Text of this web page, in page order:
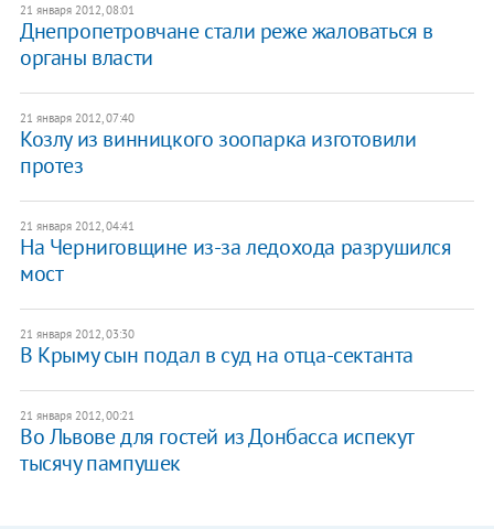
21 января 2012, 08:01
Днепропетровчане стали реже жаловаться в
органы власти
21 января 2012, 07:40
Козлу из винницкого зоопарка изготовили
протез
21 января 2012, 04:41
На Черниговщине из-за ледохода разрушился
мост
21 января 2012, 03:30
В Крыму сын подал в суд на отца-сектанта
21 января 2012, 00:21
Во Львове для гостей из Донбасса испекут
тысячу пампушек